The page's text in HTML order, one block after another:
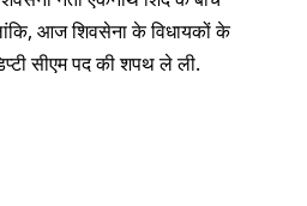
आज शिवसेना के विधायकों के
सीएम पद की शपथ ले ली.